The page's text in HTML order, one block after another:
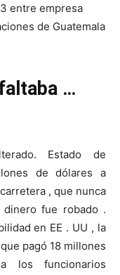
entre empresa
de Guatemala
…
Estado de
de dólares a
, que nunca
fue robado .
en EE . UU , la
pagó 18 millones
los funcionarios